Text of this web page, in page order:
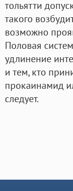
тольятти
такого
возможно
Половая
удлинение
и тем, кто
прокаинамид
следует.